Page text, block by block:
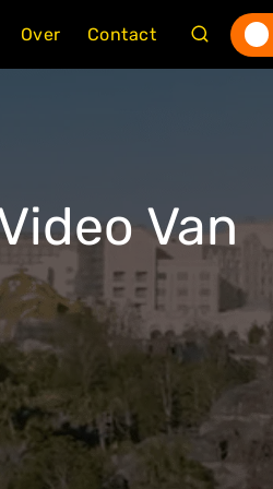
Over Contact
Van